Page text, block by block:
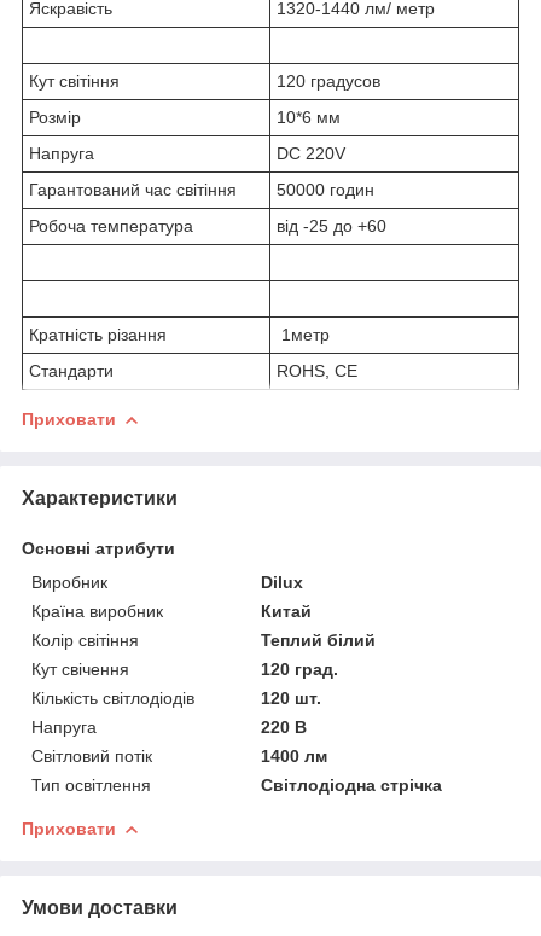
Яскравість 1320-1440 лм/ метр
Кут світіння
120 градусов
Розмір
10*6 мм
Напруга
DC 220V
Гарантований час світіння
50000 годин
Робоча температура
від -25 до +60
Кратність різання
1метр
Стандарти
ROHS, CE
Приховати
Характеристики
Основні атрибути
Виробник
Dilux
Країна виробник
Китай
Колір світіння
Теплий білий
Кут свічення
120 град.
Кількість світлодіодів
120 шт.
Напруга
220 В
Світловий потік
1400 лм
Тип освітлення
Світлодіодна стрічка
Приховати
Умови доставки